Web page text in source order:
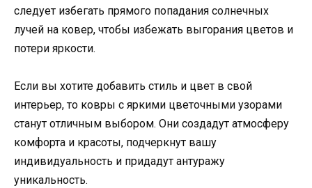
следует избегать прямого попадания солнечных
лучей на ковер, чтобы избежать выгорания цветов и
потери яркости.
Если вы хотите добавить стиль и цвет в свой
интерьер, то ковры с яркими цветочными узорами
станут отличным выбором. Они создадут атмосферу
комфорта и красоты, подчеркнут вашу
индивидуальность и придадут антуражу
уникальность.